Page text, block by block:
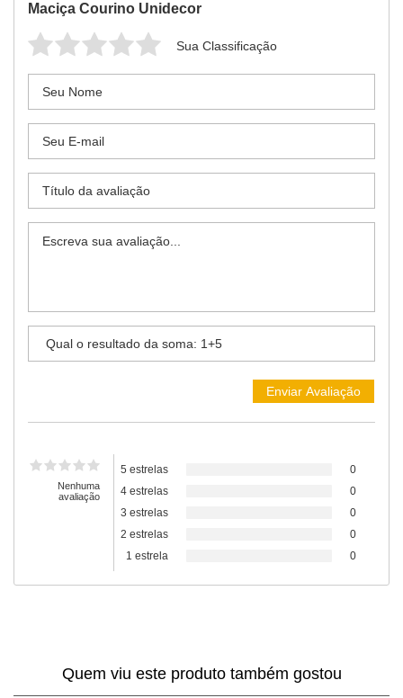
Maciça Courino Unidecor
Sua Classificação
Nenhuma
avaliação
5 estrelas
0
4 estrelas
0
3 estrelas
0
2 estrelas
0
1 estrela
0
Quem viu este produto também gostou